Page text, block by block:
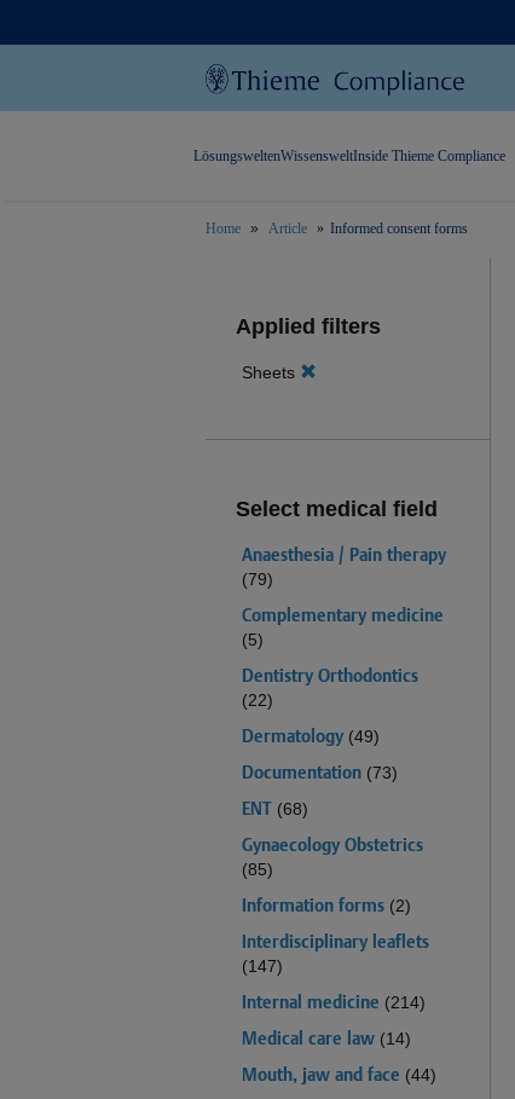
LösungsweltenWissensweltInside Thieme Compliance
Home Article Informed consent forms
Applied filters
Sheets
Select medical field
Anaesthesia / Pain therapy
(79)
Complementary medicine
(5)
Dentistry Orthodontics
(22)
Dermatology (49)
Documentation (73)
ENT (68)
Gynaecology Obstetrics
(85)
Information forms (2)
Interdisciplinary leaflets
(147)
Internal medicine (214)
Medical care law (14)
Mouth, jaw and face (44)